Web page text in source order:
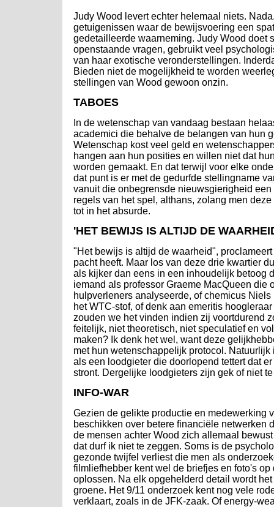
Judy Wood levert echter helemaal niets.
getuigenissen waar de bewijsvoering een
gedetailleerde waarneming. Judy Wood doet
openstaande vragen, gebruikt veel
van haar exotische veronderstellingen.
Bieden niet de mogelijkheid te worden
stellingen van Wood gewoon onzin.
TABOES
In de wetenschap van vandaag bestaan
academici die behalve de belangen van hun
Wetenschap kost veel geld en
hangen aan hun posities en willen niet dat
worden gemaakt. En dat terwijl voor elke
dat punt is er met de gedurfde stellingname
vanuit die onbegrensde nieuwsgierigheid
regels van het spel, althans, zolang men
tot in het absurde.
'HET BEWIJS IS ALTIJD DE
"Het bewijs is altijd de waarheid",
pacht heeft. Maar los van deze drie kwartier
als kijker dan eens in een inhoudelijk betoog
iemand als professor Graeme MacQueen
hulpverleners analyseerde, of chemicus
het WTC-stof, of denk aan emeritis
zouden we het vinden indien zij voortdurend
feitelijk, niet theoretisch, niet speculatief en
maken? Ik denk het wel, want deze
met hun wetenschappelijk protocol.
als een loodgieter die doorlopend tettert dat
stront. Dergelijke loodgieters zijn gek of niet
INFO-WAR
Gezien de gelikte productie en medewerking
beschikken over betere financiële netwerken
de mensen achter Wood zich allemaal
dat durf ik niet te zeggen. Soms is de
gezonde twijfel verliest die men als
filmliefhebber kent wel de briefjes en foto's
oplossen. Na elk opgehelderd detail wordt
groene. Het 9/11 onderzoek kent nog vele
verklaart, zoals in de JFK-zaak. Of energy-